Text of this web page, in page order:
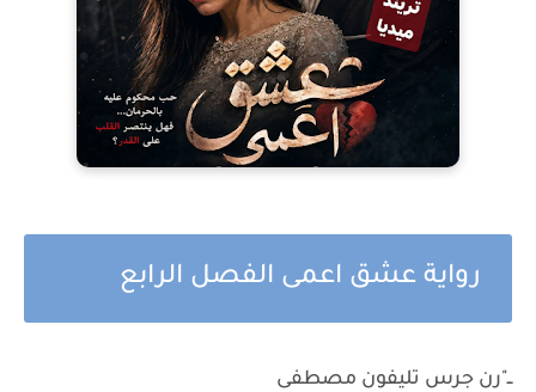
رواية عشق اعمى الفصل الرابع
ــ"رن جرس تليفون مصطفى